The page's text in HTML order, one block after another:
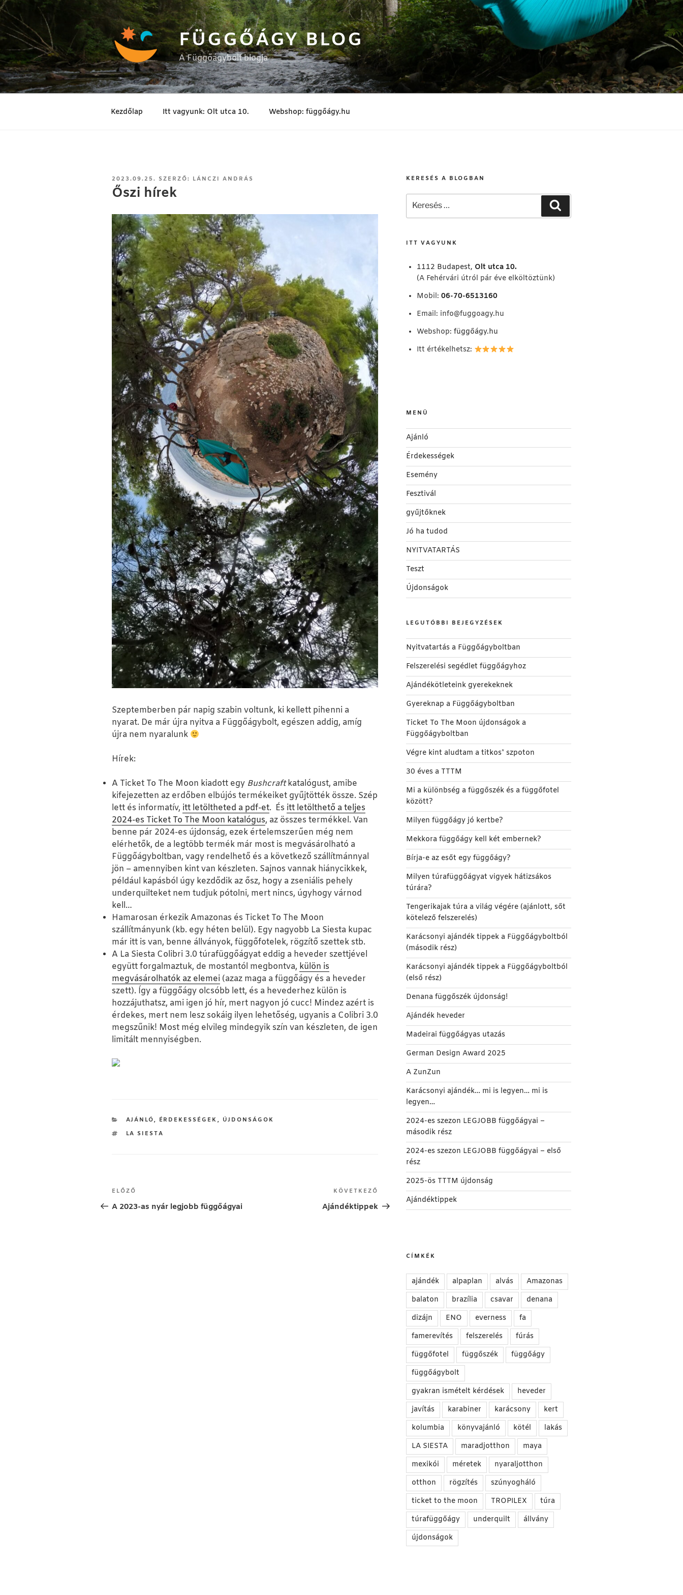
Tartalomhoz
FÜGGŐÁGY BLOG
A Függőágybolt blogja
Kezdőlap Itt vagyunk: Olt utca 10. Webshop: függőágy.hu
BEKÜLDVE:
2023.09.25. SZERZŐ: LÁNCZI ANDRÁS
Őszi hírek
Szeptemberben pár napig szabin voltunk, ki kellett pihenni a
nyarat. De már újra nyitva a Függőágybolt, egészen addig, amíg
újra nem nyaralunk
Hírek:
A Ticket To The Moon kiadott egy Bushcraftkatalógust, amibe
kifejezetten az erdőben elbújós termékeiket gyűjtötték össze. Szép
lett és informatív, itt letöltheted a pdf-et. És itt letölthető a teljes
2024-es Ticket To The Moon katalógus, az összes termékkel. Van
benne pár 2024-es újdonság, ezek értelemszerűen még nem
elérhetők, de a legtöbb termék már most is megvásárolható a
Függőágyboltban, vagy rendelhető és a következő szállítmánnyal
jön – amennyiben kint van készleten. Sajnos vannak hiánycikkek,
például kapásból úgy kezdődik az ősz, hogy a zseniális pehely
underquilteket nem tudjuk pótolni, mert nincs, úgyhogy várnod
kell…
Hamarosan érkezik Amazonas és Ticket To The Moon
szállítmányunk (kb. egy héten belül). Egy nagyobb La Siesta kupac
már itt is van, benne állványok, függőfotelek, rögzítő szettek stb.
A La Siesta Colibri 3.0 túrafüggőágyat eddig a heveder szettjével
együtt forgalmaztuk, de mostantól megbontva, külön is
megvásárolhatók az elemei (azaz maga a függőágy és a heveder
szett). Így a függőágy olcsóbb lett, és a hevederhez külön is
hozzájuthatsz, ami igen jó hír, mert nagyon jó cucc! Mindez azért is
érdekes, mert nem lesz sokáig ilyen lehetőség, ugyanis a Colibri 3.0
megszűnik! Most még elvileg mindegyik szín van készleten, de igen
limitált mennyiségben.
KATEGÓRIÁK
AJÁNLÓ, ÉRDEKESSÉGEK , ÚJDONSÁGOK
CÍMKÉK
LA SIESTA
Bejegyzés
navigáció
Korábbi
bejegyzés
ELŐZŐ
A 2023-as nyár legjobb függőágyai
Következő
bejegyzés
KÖVETKEZŐ
Ajándéktippek
KERESÉS A BLOGBAN
következő
ITT VAGYUNK
1112 Budapest, Olt utca 10.
(A Fehérvári útról pár éve elköltöztünk)
Mobil: 06-70-6513160
Email: info@fuggoagy.hu
Webshop: függőágy.hu
Itt értékelhetsz:
MENÜ
Ajánló
Érdekességek
Esemény
Fesztivál
gyűjtőknek
Jó ha tudod
NYITVATARTÁS
Teszt
Újdonságok
LEGUTÓBBI BEJEGYZÉSEK
Nyitvatartás a Függőágyboltban
Felszerelési segédlet függőágyhoz
Ajándékötleteink gyerekeknek
Gyereknap a Függőágyboltban
Ticket To The Moon újdonságok a
Függőágyboltban
Végre kint aludtam a titkos* szpoton
30 éves a TTTM
Mi a különbség a függőszék és a függőfotel
között?
Milyen függőágy jó kertbe?
Mekkora függőágy kell két embernek?
Bírja-e az esőt egy függőágy?
Milyen túrafüggőágyat vigyek hátizsákos
túrára?
Tengerikajak túra a világ végére (ajánlott, sőt
kötelező felszerelés)
Karácsonyi ajándék tippek a Függőágyboltból
(második rész)
Karácsonyi ajándék tippek a Függőágyboltból
(első rész)
Denana függőszék újdonság!
Ajándék heveder
Madeirai függőágyas utazás
German Design Award 2025
A ZunZun
Karácsonyi ajándék… mi is legyen… mi is
legyen…
2024-es szezon LEGJOBB függőágyai –
második rész
2024-es szezon LEGJOBB függőágyai – első
rész
2025-ös TTTM újdonság
Ajándéktippek
CÍMKÉK
ajándék alpaplan alvás
Amazonas
balaton
brazília csavar
denana
dizájn
ENO everness
fa
famerevítés
felszerelés
fúrás
függőfotel
függőszék
függőágy
függőágybolt
gyakran ismételt kérdések
heveder
javítás
karabiner karácsony
kert
kolumbia
könyvajánló kötél
lakás
LA SIESTA
maradjotthon
maya
mexikói
méretek
nyaraljotthon
otthon
rögzítés
szúnyogháló
ticket to the moon
TROPILEX
túra
túrafüggőágy
underquilt
állvány
újdonságok